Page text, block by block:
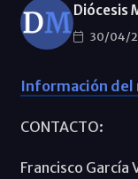
Diócesis
30/04/
Información del
CONTACTO:
Francisco García